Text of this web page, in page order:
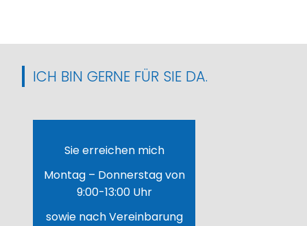
ICH BIN GERNE FÜR SIE DA.
Sie erreichen mich
Montag – Donnerstag von
9:00-13:00 Uhr
sowie nach Vereinbarung